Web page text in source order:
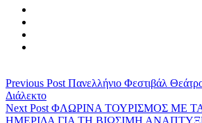
Previous Post Πανελλήνιο Φεστιβάλ
Διάλεκτο
Next Post ΦΛΩΡΙΝΑ ΤΟΥΡΙΣΜΟΣ ΜΕ
ΗΜΕΡΙΔΑ ΓΙΑ ΤΗ ΒΙΩΣΙΜΗ